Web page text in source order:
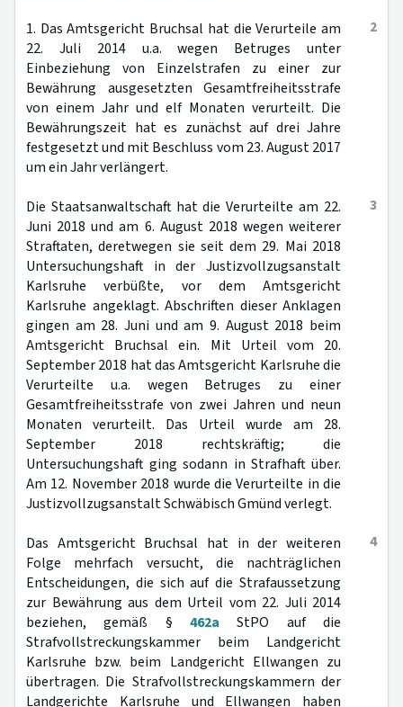
2
1. Das Amtsgericht Bruchsal hat die Verurteile am
22. Juli 2014 u.a. wegen Betruges unter
Einbeziehung von Einzelstrafen zu einer zur
Bewährung ausgesetzten Gesamtfreiheitsstrafe
von einem Jahr und elf Monaten verurteilt. Die
Bewährungszeit hat es zunächst auf drei Jahre
festgesetzt und mit Beschluss vom 23. August 2017
um ein Jahr verlängert.
3
Die Staatsanwaltschaft hat die Verurteilte am 22.
Juni 2018 und am 6. August 2018 wegen weiterer
Straftaten, deretwegen sie seit dem 29. Mai 2018
Untersuchungshaft in der Justizvollzugsanstalt
Karlsruhe verbüßte, vor dem Amtsgericht
Karlsruhe angeklagt. Abschriften dieser Anklagen
gingen am 28. Juni und am 9. August 2018 beim
Amtsgericht Bruchsal ein. Mit Urteil vom 20.
September 2018 hat das Amtsgericht Karlsruhe die
Verurteilte u.a. wegen Betruges zu einer
Gesamtfreiheitsstrafe von zwei Jahren und neun
Monaten verurteilt. Das Urteil wurde am 28.
September 2018 rechtskräftig; die
Untersuchungshaft ging sodann in Strafhaft über.
Am 12. November 2018 wurde die Verurteilte in die
Justizvollzugsanstalt Schwäbisch Gmünd verlegt.
4
Das Amtsgericht Bruchsal hat in der weiteren
Folge mehrfach versucht, die nachträglichen
Entscheidungen, die sich auf die Strafaussetzung
zur Bewährung aus dem Urteil vom 22. Juli 2014
beziehen, gemäß § 462a StPO auf die
Strafvollstreckungskammer beim Landgericht
Karlsruhe bzw. beim Landgericht Ellwangen zu
übertragen. Die Strafvollstreckungskammern der
Landgerichte Karlsruhe und Ellwangen haben